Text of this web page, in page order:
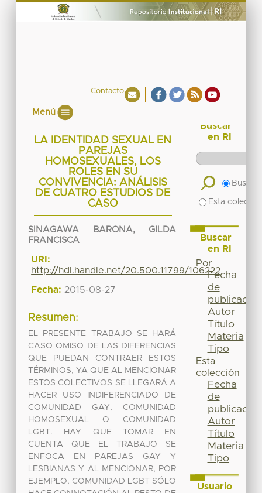
Contacto
Menú
LA IDENTIDAD SEXUAL EN
PAREJAS
HOMOSEXUALES, LOS
ROLES EN SU
CONVIVENCIA: ANÁLISIS
DE CUATRO ESTUDIOS DE
CASO
SINAGAWA BARONA, GILDA
FRANCISCA
URI:
http://hdl.handle.net/20.500.11799/106222
Fecha: 2015-08-27
Resumen:
EL PRESENTE TRABAJO SE HARÁ
CASO OMISO DE LAS DIFERENCIAS
QUE PUEDAN CONTRAER ESTOS
TÉRMINOS, YA QUE AL MENCIONAR
ESTOS COLECTIVOS SE LLEGARÁ A
HACER USO INDIFERENCIADO DE
COMUNIDAD GAY, COMUNIDAD
HOMOSEXUAL O COMUNIDAD
LGBT. HAY QUE TOMAR EN
CUENTA QUE EL TRABAJO SE
ENFOCA EN PAREJAS GAY Y
LESBIANAS Y AL MENCIONAR, POR
EJEMPLO, COMUNIDAD LGBT SÓLO
Buscar
en RI
Buscar
Esta
Buscar
en RI
Por
Fecha
de
publicación
Autor
Título
Materia
Tipo
Esta
colección
Fecha
de
publicación
Autor
Título
Materia
Tipo
Usuario